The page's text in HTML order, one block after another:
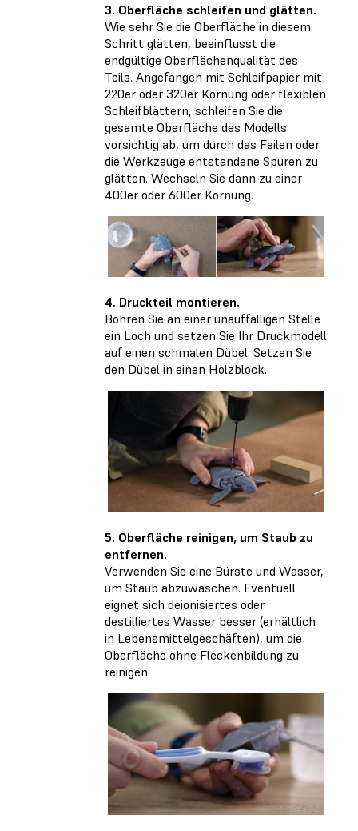
3. Oberfläche schleifen und glätten.
Wie sehr Sie die Oberfläche in diesem
Schritt glätten, beeinflusst die
endgültige Oberflächenqualität des
Teils. Angefangen mit Schleifpapier mit
220er oder 320er Körnung oder flexiblen
Schleifblättern, schleifen Sie die
gesamte Oberfläche des Modells
vorsichtig ab, um durch das Feilen oder
die Werkzeuge entstandene Spuren zu
glätten. Wechseln Sie dann zu einer
400er oder 600er Körnung.
4. Druckteil montieren.
Bohren Sie an einer unauffälligen Stelle
ein Loch und setzen Sie Ihr Druckmodell
auf einen schmalen Dübel. Setzen Sie
den Dübel in einen Holzblock.
5. Oberfläche reinigen, um Staub zu
entfernen.
Verwenden Sie eine Bürste und Wasser,
um Staub abzuwaschen. Eventuell
eignet sich deionisiertes oder
destilliertes Wasser besser (erhältlich
in Lebensmittelgeschäften), um die
Oberfläche ohne Fleckenbildung zu
reinigen.